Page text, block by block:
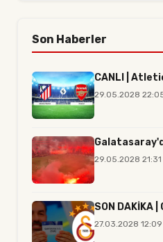
Son Haberler
CANLI |
29.05.2028
29.05.2028 21:31
SON
27.03.2028 12:09